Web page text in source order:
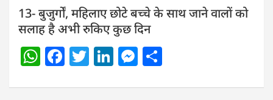
13- बुजुर्गों, महिलाए छोटे बच्चे के साथ जाने वालों को
सलाह है अभी रुकिए कुछ दिन
W
at
F
c
T
itt
Li
k
M
ss ar